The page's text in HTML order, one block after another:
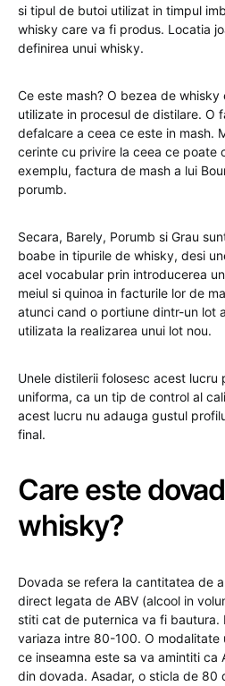
si tipul de butoi utilizat in timpul
whisky care va fi produs. Locatia
definirea unui whisky.
Ce este mash? O bezea de
utilizate in procesul de distilare. O
defalcare a ceea ce este in mash.
cerinte cu privire la ceea ce poate
exemplu, factura de mash a lui
porumb.
Secara, Barely, Porumb si Grau
boabe in tipurile de whisky, desi
acel vocabular prin introducerea
meiul si quinoa in facturile lor de
atunci cand o portiune dintr-un lot
utilizata la realizarea unui lot nou.
Unele distilerii folosesc acest lucru
uniforma, ca un tip de control al
acest lucru nu adauga gustul
final.
Care este
whisky?
Dovada se refera la cantitatea de
direct legata de ABV (alcool in
stiti cat de puternica va fi bautura.
variaza intre 80-100. O modalitate
ce inseamna este sa va amintiti ca
din dovada. Asadar, o sticla de 80